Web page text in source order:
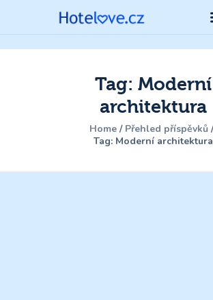
Tag: Moderní
architektura
Home
Přehled příspěvků
Tag: Moderní architektura